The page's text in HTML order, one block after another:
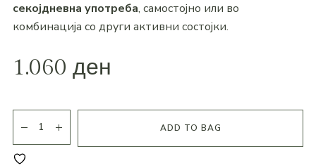
секојдневна употреба, самостојно или во
комбинација со други активни состојки.
1.060 ден
ADD TO BAG